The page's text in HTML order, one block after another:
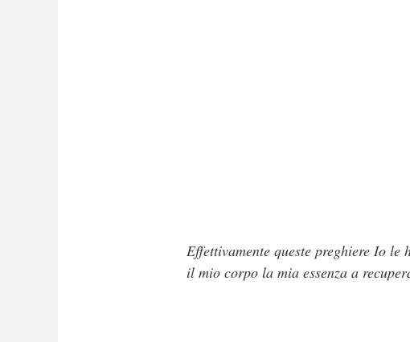
Effettivamente queste preghiere Io
il mio corpo la mia essenza a